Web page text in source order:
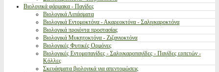
Βιολογικά φάρμακα - Παγίδες
Βιολογικά Λιπάσματα
Βιολογικά Εντομοκτόνα - Ακαρεοκτόνα - Σαλιγκαροκτόνα
Βιολογικά προιόντα προστασίας
Βιολογικά Μυκητοκτόνα - Ζιζανιοκτόνα
Βιολογικές Φυτικές Ορμόνες
Βιολογικές Εντομοπαγίδες - Σαλιγκαροπαγίδες - Παγίδες ερπετών -
Κόλλες
Σκευάσματα βιολογικά για απεντομώσεις